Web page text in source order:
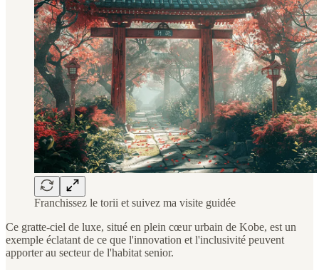
Franchissez le torii et suivez ma visite guidée
Ce gratte-ciel de luxe, situé en plein cœur urbain de Kobe, est un
exemple éclatant de ce que l'innovation et l'inclusivité peuvent
apporter au secteur de l'habitat senior.